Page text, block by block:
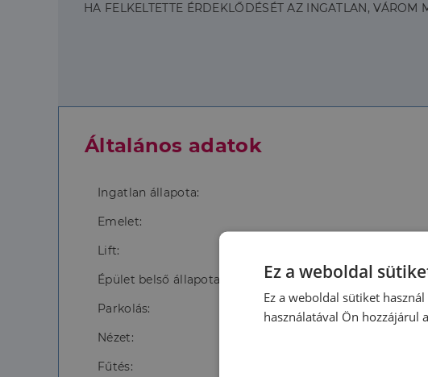
HA FELKELTETTE ÉRDEKLŐDÉSÉT AZ INGATLAN,
Általános adatok
Ingatlan állapota:
Emelet:
Lift:
Épület belső állapota:
Parkolás:
Nézet:
Fűtés:
Ez a weboldal
Ez a weboldal sütiket
használatával Ön hozzájárul